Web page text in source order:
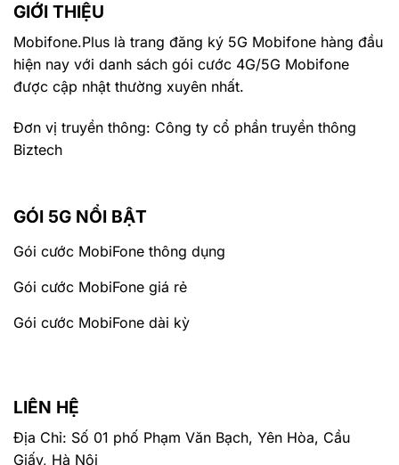
GIỚI THIỆU
Mobifone.Plus là trang đăng ký 5G Mobifone hàng đầu
hiện nay với danh sách gói cước 4G/5G Mobifone
được cập nhật thường xuyên nhất.
Đơn vị truyền thông: Công ty cổ phần truyền thông
Biztech
GÓI 5G NỔI BẬT
Gói cước MobiFone thông dụng
Gói cước MobiFone giá rẻ
Gói cước MobiFone dài kỳ
LIÊN HỆ
Địa Chỉ: Số 01 phố Phạm Văn Bạch, Yên Hòa, Cầu
Giấy, Hà Nội